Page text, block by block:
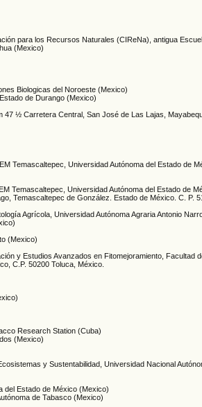
para los Recursos Naturales (CIReNa), antigua
(Mexico)
Biologicas del Noroeste (Mexico)
de Durango (Mexico)
47 ½ Carretera Central, San José de Las Lajas,
Temascaltepec, Universidad Autónoma del Estado de
Temascaltepec, Universidad Autónoma del Estado de
Temascaltepec de González. Estado de México. C. P.
Agrícola, Universidad Autónoma Agraria Antonio
(Mexico)
y Estudios Avanzados en Fitomejoramiento, Facultad
C.P. 50200 Toluca, México.
Research Station (Cuba)
(Mexico)
y Sustentabilidad, Universidad Nacional
del Estado de México (Mexico)
de Tabasco (Mexico)